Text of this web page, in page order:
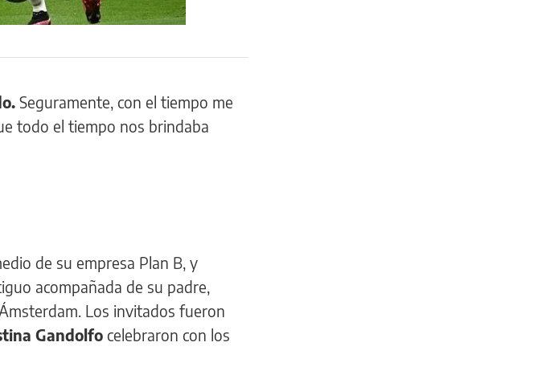
Seguramente, con el tiempo me
todo el tiempo nos brindaba
de su empresa Plan B, y
acompañada de su padre,
Los invitados fueron
Gandolfo celebraron con los